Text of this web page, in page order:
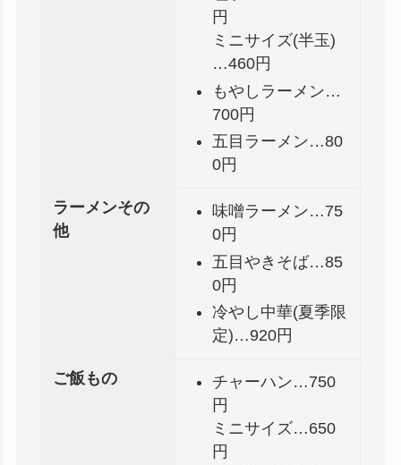
円
ミニサイズ(半玉)
…460円
もやしラーメン…
700円
五目ラーメン…80
0円
ラーメンその
他
味噌ラーメン…75
0円
五目やきそば…85
0円
冷やし中華(夏季限
定)…920円
ご飯もの
チャーハン…750
円
ミニサイズ…650
円